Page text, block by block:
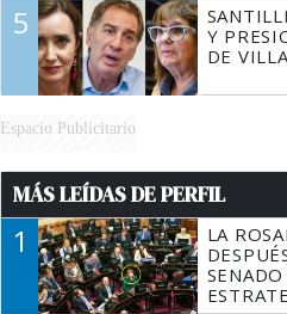
5
Y
DE
Espacio Publicitario
MÁS LEÍDAS DE PERFIL
1
LA